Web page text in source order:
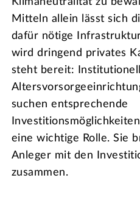
Mitteln allein lässt sich
dafür nötige
wird dringend privates
steht bereit:
suchen entsprechende
eine wichtige Rolle. Sie
Anleger mit den
zusammen.